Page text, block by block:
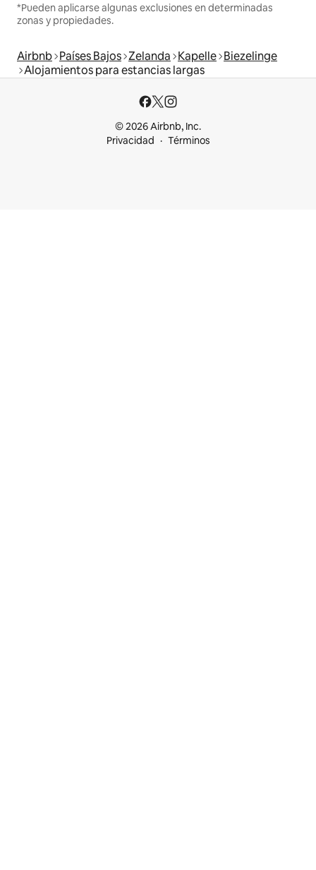
*Pueden aplicarse algunas exclusiones en determinadas
zonas y propiedades.
Airbnb Países Bajos Zelanda Kapelle Biezelinge
Alojamientos para estancias largas
© 2026 Airbnb, Inc.
Privacidad
Términos